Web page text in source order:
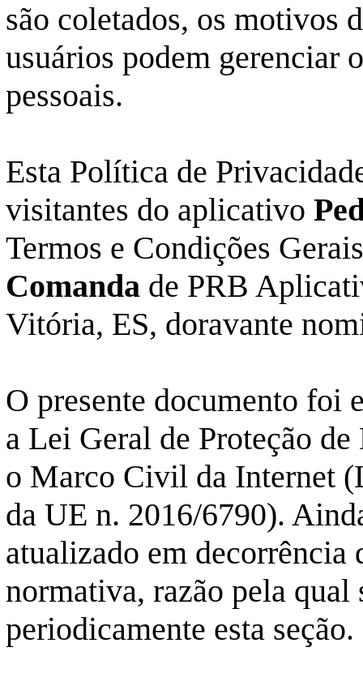
são coletados, os motivos
usuários podem gerenciar
pessoais.
Esta Política de
visitantes do aplicativo
Termos e Condições
Comanda de PRB
Vitória, ES, doravante
O presente documento foi
a Lei Geral de Proteção
o Marco Civil da Internet
da UE n. 2016/6790).
atualizado em decorrência
normativa, razão pela
periodicamente esta seção.